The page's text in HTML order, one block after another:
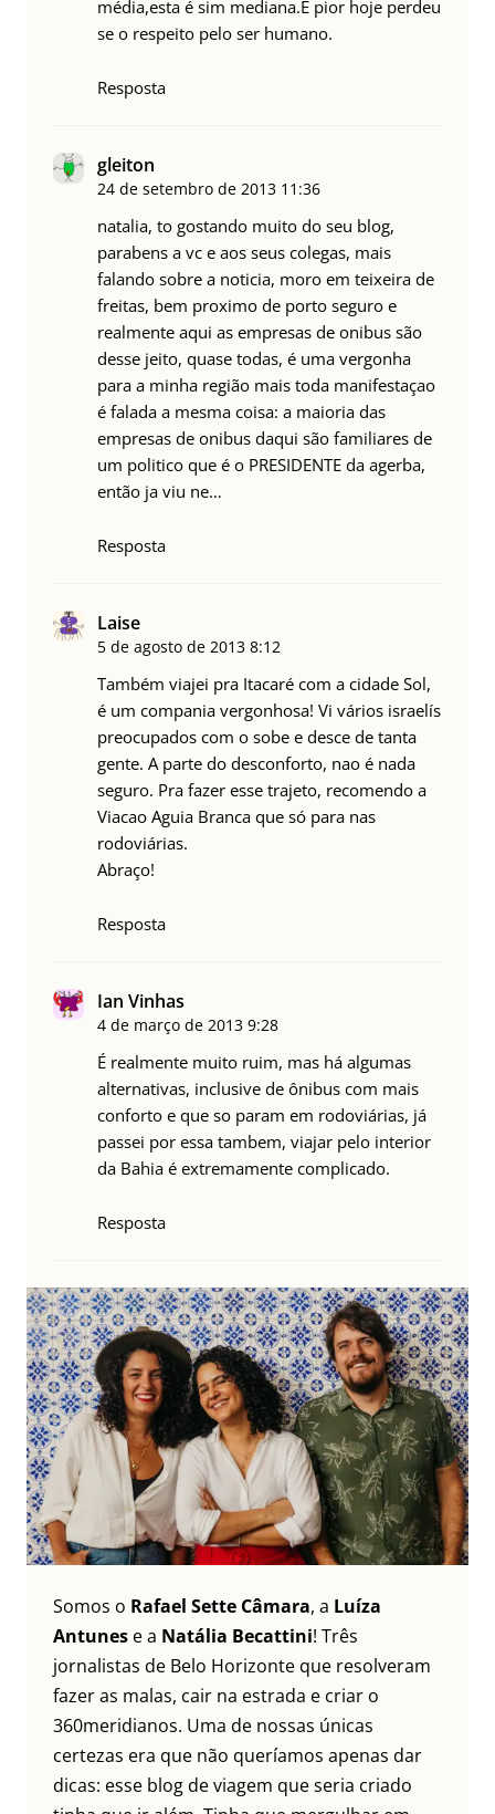
média,esta é sim mediana.É pior hoje perdeu
se o respeito pelo ser humano.
Resposta
gleiton
24 de setembro de 2013 11:36
natalia, to gostando muito do seu blog,
parabens a vc e aos seus colegas, mais
falando sobre a noticia, moro em teixeira de
freitas, bem proximo de porto seguro e
realmente aqui as empresas de onibus são
desse jeito, quase todas, é uma vergonha
para a minha região mais toda manifestaçao
é falada a mesma coisa: a maioria das
empresas de onibus daqui são familiares de
um politico que é o PRESIDENTE da agerba,
então ja viu ne…
Resposta
Laise
5 de agosto de 2013 8:12
Também viajei pra Itacaré com a cidade Sol,
é um compania vergonhosa! Vi vários israelís
preocupados com o sobe e desce de tanta
gente. A parte do desconforto, nao é nada
seguro. Pra fazer esse trajeto, recomendo a
Viacao Aguia Branca que só para nas
rodoviárias.
Abraço!
Resposta
Ian Vinhas
4 de março de 2013 9:28
É realmente muito ruim, mas há algumas
alternativas, inclusive de ônibus com mais
conforto e que so param em rodoviárias, já
passei por essa tambem, viajar pelo interior
da Bahia é extremamente complicado.
Resposta
Somos o Rafael Sette Câmara, a Luíza
Antunes e a Natália Becattini! Três
jornalistas de Belo Horizonte que resolveram
fazer as malas, cair na estrada e criar o
360meridianos. Uma de nossas únicas
certezas era que não queríamos apenas dar
dicas: esse blog de viagem que seria criado